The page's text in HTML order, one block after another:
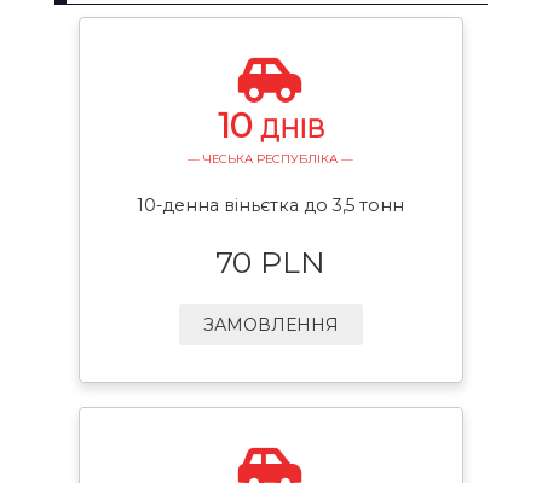
10 ДНІВ
— ЧЕСЬКА РЕСПУБЛІКА —
10-денна віньєтка до 3,5 тонн
70 PLN
ЗАМОВЛЕННЯ